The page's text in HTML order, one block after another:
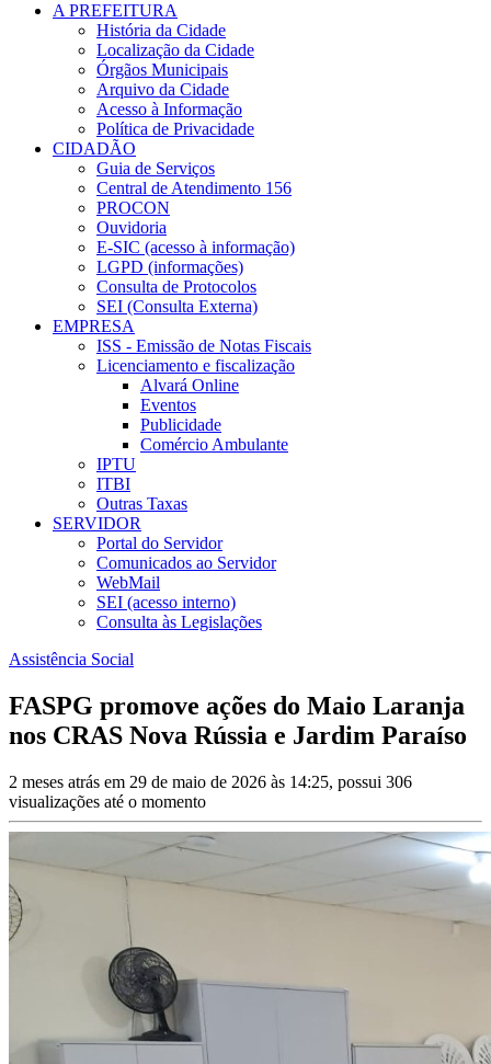
A PREFEITURA
História da Cidade
Localização da Cidade
Órgãos Municipais
Arquivo da Cidade
Acesso à Informação
Política de Privacidade
CIDADÃO
Guia de Serviços
Central de Atendimento 156
PROCON
Ouvidoria
E-SIC (acesso à informação)
LGPD (informações)
Consulta de Protocolos
SEI (Consulta Externa)
EMPRESA
ISS - Emissão de Notas Fiscais
Licenciamento e fiscalização
Alvará Online
Eventos
Publicidade
Comércio Ambulante
IPTU
ITBI
Outras Taxas
SERVIDOR
Portal do Servidor
Comunicados ao Servidor
WebMail
SEI (acesso interno)
Consulta às Legislações
Assistência Social
FASPG promove ações do Maio Laranja
nos CRAS Nova Rússia e Jardim Paraíso
2 meses atrás em 29 de maio de 2026 às 14:25, possui 306
visualizações até o momento